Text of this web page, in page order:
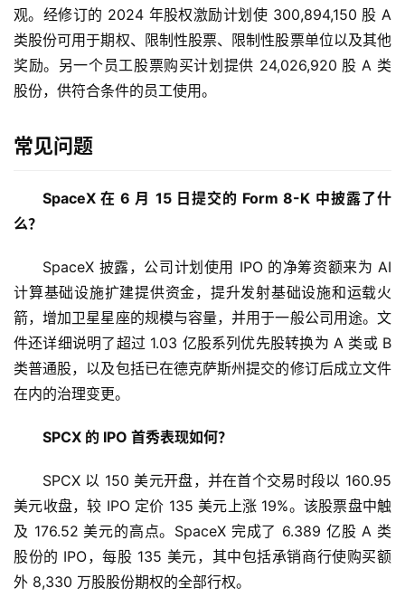
首
页
行
情
专
题
百
观。经修订的 2024 年股权激励计划使 300,894,150 股 A
类股份可用于期权、限制性股票、限制性股票单位以及其他
奖励。另一个员工股票购买计划提供 24,026,920 股 A 类
股份，供符合条件的员工使用。
常见问题
SpaceX 在 6 月 15 日提交的 Form 8-K 中披露了什
么？
SpaceX 披露，公司计划使用 IPO 的净筹资额来为 AI
计算基础设施扩建提供资金，提升发射基础设施和运载火
箭，增加卫星星座的规模与容量，并用于一般公司用途。文
件还详细说明了超过 1.03 亿股系列优先股转换为 A 类或 B
类普通股，以及包括已在德克萨斯州提交的修订后成立文件
在内的治理变更。
SPCX 的 IPO 首秀表现如何？
SPCX 以 150 美元开盘，并在首个交易时段以 160.95
美元收盘，较 IPO 定价 135 美元上涨 19%。该股票盘中触
及 176.52 美元的高点。SpaceX 完成了 6.389 亿股 A 类
股份的 IPO，每股 135 美元，其中包括承销商行使购买额
外 8,330 万股股份期权的全部行权。